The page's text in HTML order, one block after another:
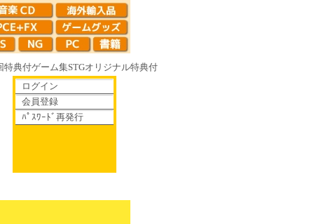
特典付ゲーム集STGオリジナル特典付
ログイン
会員登録
ﾊﾟｽﾜｰﾄﾞ再発行